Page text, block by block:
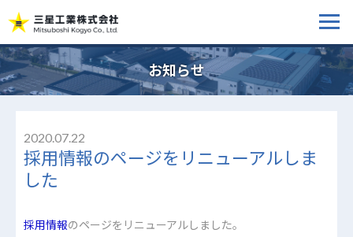
お知らせ
2020.07.22
採用情報のページをリニューアルしま
した
採用情報のページをリニューアルしました。